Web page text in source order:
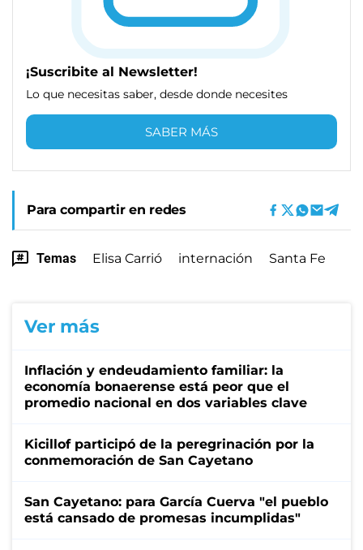
¡Suscribite al Newsletter!
Lo que necesitas saber, desde donde necesites
SABER MÁS
Para compartir en redes
Temas Elisa Carrió internación Santa Fe
Ver más
Inflación y endeudamiento familiar: la
economía bonaerense está peor que el
promedio nacional en dos variables clave
Kicillof participó de la peregrinación por la
conmemoración de San Cayetano
San Cayetano: para García Cuerva "el pueblo
está cansado de promesas incumplidas"